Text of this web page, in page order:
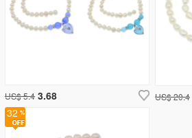
US$ 5.4 3.68
32
US$ 20.4